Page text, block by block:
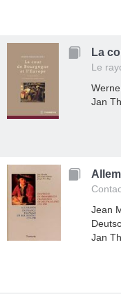
La
Le
Jan
Contacts
Jean
Jan